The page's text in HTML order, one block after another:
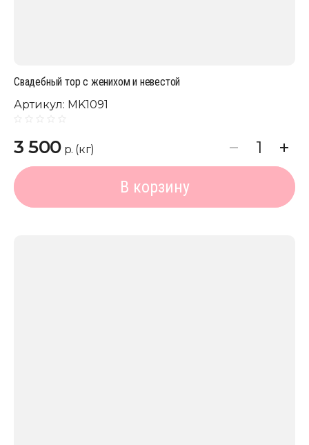
Свадебный тор с женихом и невестой
Артикул: MK1091
3 500 р. (кг)
В корзину